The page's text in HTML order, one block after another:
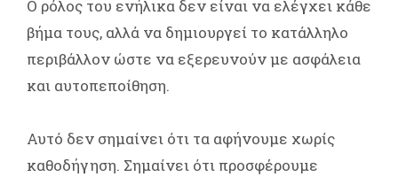
Ο ρόλος του ενήλικα δεν είναι να ελέγχει κάθε
βήμα τους, αλλά να δημιουργεί το κατάλληλο
περιβάλλον ώστε να εξερευνούν με ασφάλεια
και αυτοπεποίθηση.
Αυτό δεν σημαίνει ότι τα αφήνουμε χωρίς
καθοδήγηση. Σημαίνει ότι προσφέρουμε